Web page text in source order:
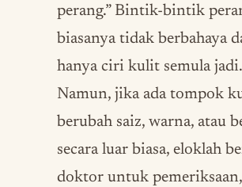
perang.” Bintik-bintik
biasanya tidak berbahaya
hanya ciri kulit semula jadi.
Namun, jika ada tompok
berubah saiz, warna, atau
secara luar biasa, eloklah
doktor untuk pemeriksaan,